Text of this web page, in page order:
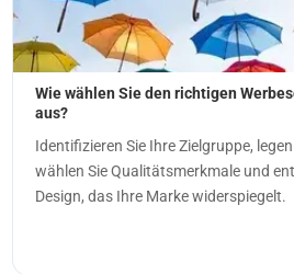
Wie wählen Sie den richtigen
aus?
Identifizieren Sie Ihre Zielgruppe,
wählen Sie Qualitätsmerkmale und
Design, das Ihre Marke widerspiegelt.